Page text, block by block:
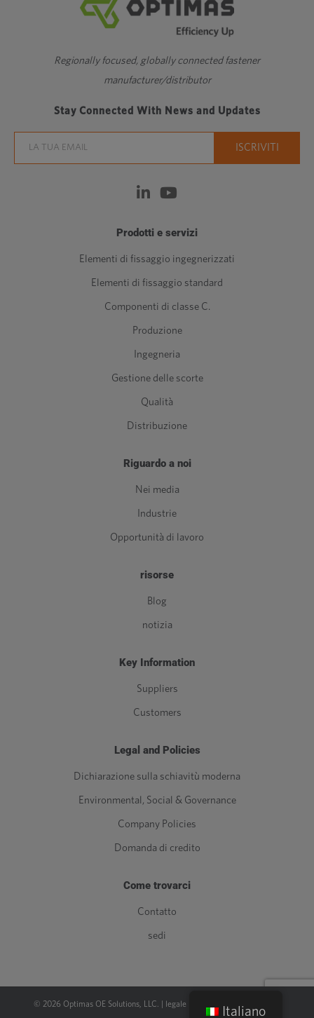
Regionally focused, globally connected fastener
manufacturer/distributor
Stay Connected With News and Updates
Prodotti e servizi
Elementi di fissaggio ingegnerizzati
Elementi di fissaggio standard
Componenti di classe C.
Produzione
Ingegneria
Gestione delle scorte
Qualità
Distribuzione
Riguardo a noi
Nei media
Industrie
Opportunità di lavoro
risorse
Blog
notizia
Key Information
Suppliers
Customers
Legal and Policies
Dichiarazione sulla schiavitù moderna
Environmental, Social & Governance
Company Policies
Domanda di credito
Come trovarci
Contatto
sedi
© 2026 Optimas OE Solutions, LLC. | legale
Italiano